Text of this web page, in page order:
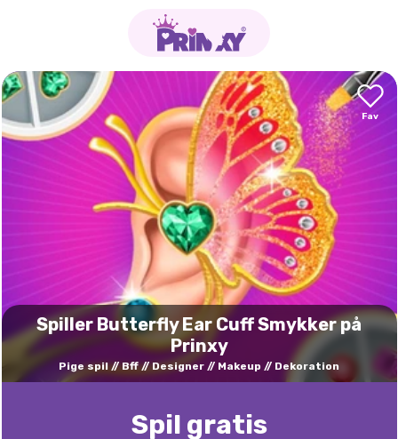
Spiller Butterfly Ear Cuff Smykker på
Prinxy
Pige spil Bff Designer Makeup Dekoration
Spil gratis